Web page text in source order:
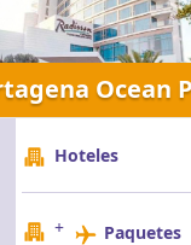
Ocean
Hoteles
+ Paquetes